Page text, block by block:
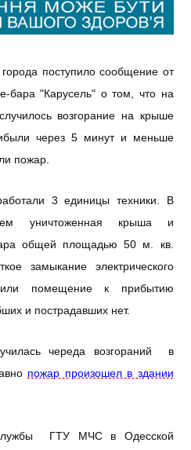
поступило сообщение от
бара "Карусель" о том, что на
возгорание на крыше
через 5 минут и меньше
пожар.
3 единицы техники. В
уничтоженная крыша и
общей площадью 50 м. кв.
замыкание электрического
помещение к прибытию
и пострадавших нет.
череда возгораний в
пожар произошел в здании
ГТУ МЧС в Одесской